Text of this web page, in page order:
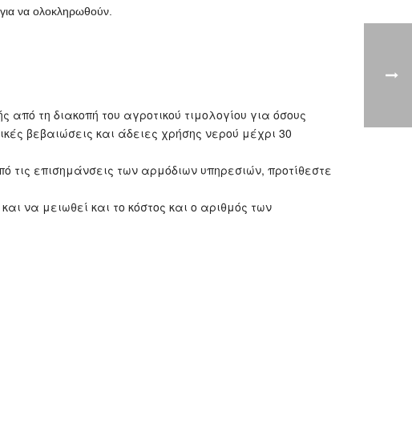
να ολοκληρωθούν.
τη διακοπή του αγροτικού τιμολογίου για όσους
βεβαιώσεις και άδειες χρήσης νερού μέχρι 30
επισημάνσεις των αρμόδιων υπηρεσιών, προτίθεστε
να μειωθεί και το κόστος και ο αριθμός των